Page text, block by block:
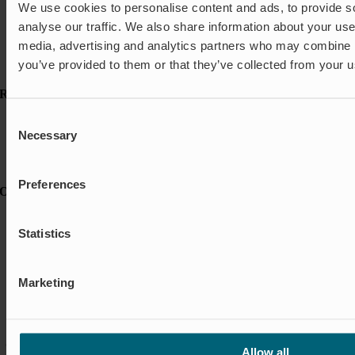
We use cookies to personalise content and ads, to provide
analyse our traffic. We also share information about your
media, advertising and analytics partners who may
you’ve provided to them or that they’ve collected from your
Selection
Necessary
Preferences
Statistics
Marketing
Allow all
Akvakultur
Bostäder
Flödesreglering
Insekter & Odör
Översvämningsskydd
Resurser
FAQ
Om Wapro
Certifieringar
Visselblåsarfunktion
Uppförandekod
Cookie settings